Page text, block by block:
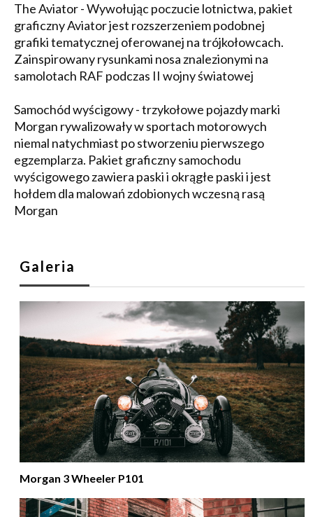
The Aviator - Wywołując poczucie lotnictwa, pakiet
graficzny Aviator jest rozszerzeniem podobnej
grafiki tematycznej oferowanej na trójkołowcach.
Zainspirowany rysunkami nosa znalezionymi na
samolotach RAF podczas II wojny światowej
Samochód wyścigowy - trzykołowe pojazdy marki
Morgan rywalizowały w sportach motorowych
niemal natychmiast po stworzeniu pierwszego
egzemplarza. Pakiet graficzny samochodu
wyścigowego zawiera paski i okrągłe paski i jest
hołdem dla malowań zdobionych wczesną rasą
Morgan
Galeria
Morgan 3 Wheeler P101